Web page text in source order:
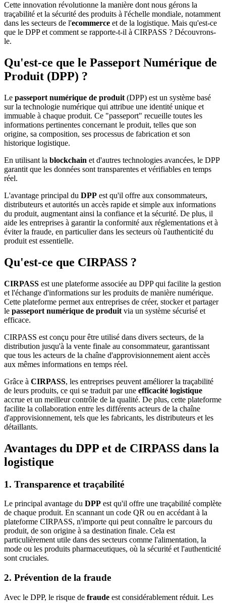
Cette innovation révolutionne la manière dont nous gérons la
traçabilité et la sécurité des produits à l'échelle mondiale, notamment
dans les secteurs de l'ecommerce et de la logistique. Mais qu'est-ce
que le DPP et comment se rapporte-t-il à CIRPASS ? Découvrons-
le.
Qu'est-ce que le Passeport Numérique de
Produit (DPP) ?
Le passeport numérique de produit (DPP) est un système basé
sur la technologie numérique qui attribue une identité unique et
immuable à chaque produit. Ce "passeport" recueille toutes les
informations pertinentes concernant le produit, telles que son
origine, sa composition, ses processus de fabrication et son
historique logistique.
En utilisant la blockchain et d'autres technologies avancées, le DPP
garantit que les données sont transparentes et vérifiables en temps
réel.
L'avantage principal du DPP est qu'il offre aux consommateurs,
distributeurs et autorités un accès rapide et simple aux informations
du produit, augmentant ainsi la confiance et la sécurité. De plus, il
aide les entreprises à garantir la conformité aux réglementations et à
éviter la fraude, en particulier dans les secteurs où l'authenticité du
produit est essentielle.
Qu'est-ce que CIRPASS ?
CIRPASS est une plateforme associée au DPP qui facilite la gestion
et l'échange d'informations sur les produits de manière numérique.
Cette plateforme permet aux entreprises de créer, stocker et partager
le passeport numérique de produit via un système sécurisé et
efficace.
CIRPASS est conçu pour être utilisé dans divers secteurs, de la
distribution jusqu'à la vente finale au consommateur, garantissant
que tous les acteurs de la chaîne d'approvisionnement aient accès
aux mêmes informations en temps réel.
Grâce à CIRPASS, les entreprises peuvent améliorer la traçabilité
de leurs produits, ce qui se traduit par une efficacité logistique
accrue et un meilleur contrôle de la qualité. De plus, cette plateforme
facilite la collaboration entre les différents acteurs de la chaîne
d'approvisionnement, tels que les fabricants, les distributeurs et les
détaillants.
Avantages du DPP et de CIRPASS dans la
logistique
1. Transparence et traçabilité
Le principal avantage du DPP est qu'il offre une traçabilité complète
de chaque produit. En scannant un code QR ou en accédant à la
plateforme CIRPASS, n'importe qui peut connaître le parcours du
produit, de son origine à sa destination finale. Cela est
particulièrement utile dans des secteurs comme l'alimentation, la
mode ou les produits pharmaceutiques, où la sécurité et l'authenticité
sont cruciales.
2. Prévention de la fraude
Avec le DPP, le risque de fraude est considérablement réduit. Les